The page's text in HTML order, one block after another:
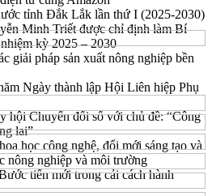
tỉnh Đắk Lắk lần thứ I (2025-2030)
Minh Triết được chỉ định làm Bí
kỳ 2025 – 2030
giải pháp sản xuất nông nghiệp bền
Ngày thành lập Hội Liên hiệp Phụ
hội Chuyển đổi số với chủ đề: “Công
lai”
học công nghệ, đổi mới sáng tạo và
nông nghiệp và môi trường
tiến mới trong cải cách hành